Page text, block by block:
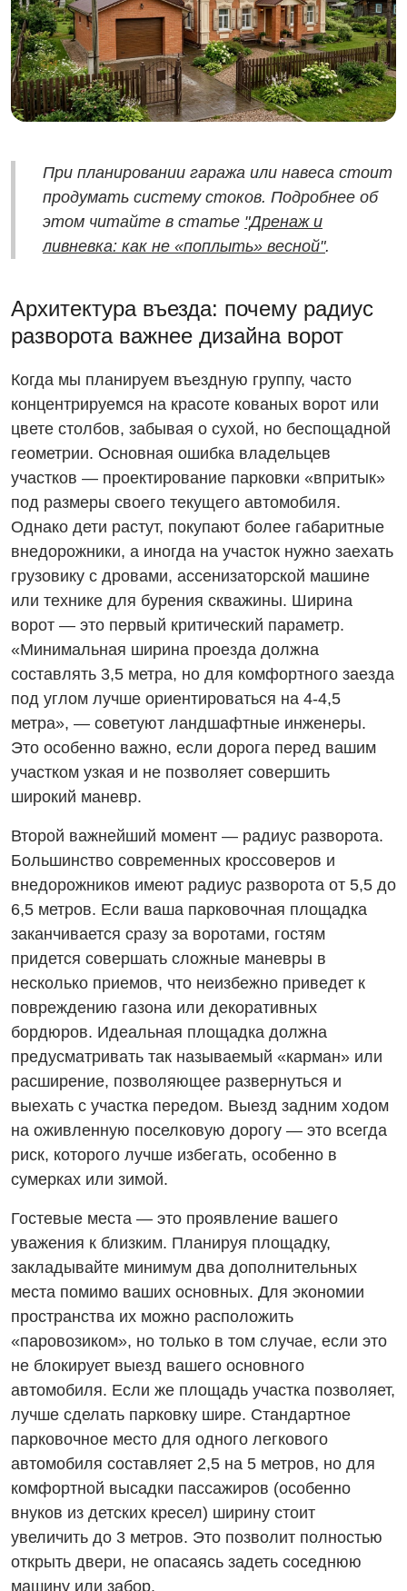
При планировании гаража или навеса стоит
продумать систему стоков. Подробнее об
этом читайте в статье "Дренаж и
ливневка: как не «поплыть» весной".
Архитектура въезда: почему радиус
разворота важнее дизайна ворот
Когда мы планируем въездную группу, часто
концентрируемся на красоте кованых ворот или
цвете столбов, забывая о сухой, но беспощадной
геометрии. Основная ошибка владельцев
участков — проектирование парковки «впритык»
под размеры своего текущего автомобиля.
Однако дети растут, покупают более габаритные
внедорожники, а иногда на участок нужно заехать
грузовику с дровами, ассенизаторской машине
или технике для бурения скважины. Ширина
ворот — это первый критический параметр.
«Минимальная ширина проезда должна
составлять 3,5 метра, но для комфортного заезда
под углом лучше ориентироваться на 4-4,5
метра», — советуют ландшафтные инженеры.
Это особенно важно, если дорога перед вашим
участком узкая и не позволяет совершить
широкий маневр.
Второй важнейший момент — радиус разворота.
Большинство современных кроссоверов и
внедорожников имеют радиус разворота от 5,5 до
6,5 метров. Если ваша парковочная площадка
заканчивается сразу за воротами, гостям
придется совершать сложные маневры в
несколько приемов, что неизбежно приведет к
повреждению газона или декоративных
бордюров. Идеальная площадка должна
предусматривать так называемый «карман» или
расширение, позволяющее развернуться и
выехать с участка передом. Выезд задним ходом
на оживленную поселковую дорогу — это всегда
риск, которого лучше избегать, особенно в
сумерках или зимой.
Гостевые места — это проявление вашего
уважения к близким. Планируя площадку,
закладывайте минимум два дополнительных
места помимо ваших основных. Для экономии
пространства их можно расположить
«паровозиком», но только в том случае, если это
не блокирует выезд вашего основного
автомобиля. Если же площадь участка позволяет,
лучше сделать парковку шире. Стандартное
парковочное место для одного легкового
автомобиля составляет 2,5 на 5 метров, но для
комфортной высадки пассажиров (особенно
внуков из детских кресел) ширину стоит
увеличить до 3 метров. Это позволит полностью
открыть двери, не опасаясь задеть соседнюю
машину или забор.